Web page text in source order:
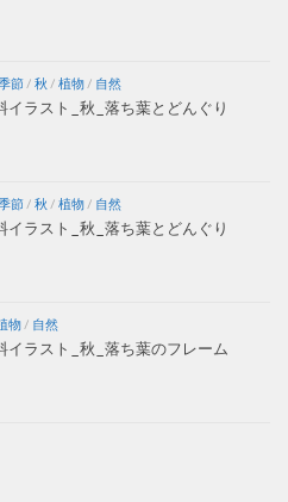
節/ 秋 / 植物/ 自然
イラスト_秋_落ち葉とどんぐり
節/ 秋 / 植物/ 自然
イラスト_秋_落ち葉とどんぐり
物/ 自然
イラスト_秋_落ち葉のフレーム